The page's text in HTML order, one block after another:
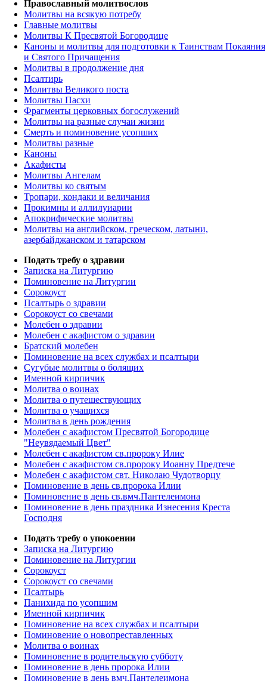
Православный молитвослов
Молитвы на всякую потребу
Главные молитвы
Молитвы К Пресвятой Богородице
Каноны и молитвы для подготовки к Таинствам Покаяния
и Святого Причащения
Молитвы в продолжение дня
Псалтирь
Молитвы Великого поста
Молитвы Пасхи
Фрагменты церковных богослужений
Молитвы на разные случаи жизни
Смерть и поминовение усопших
Молитвы разные
Каноны
Акафисты
Молитвы Ангелам
Молитвы ко святым
Тропари, кондаки и величания
Прокимны и аллилуиарии
Апокрифические молитвы
Молитвы на английском, греческом, латыни,
азербайджанском и татарском
Подать требу о здравии
Записка на Литургию
Поминовение на Литургии
Сорокоуст
Псалтырь о здравии
Сорокоуст со свечами
Молебен о здравии
Молебен с акафистом о здравии
Братский молебен
Поминовение на всех службах и псалтыри
Сугубые молитвы о болящих
Именной кирпичик
Молитва о воинах
Молитва о путешествующих
Молитва о учащихся
Молитва в день рождения
Молебен с акафистом Пресвятой Богородице
"Неувядаемый Цвет"
Молебен с акафистом св.пророку Илие
Молебен с акафистом св.пророку Иоанну Предтече
Молебен с акафистом свт. Николаю Чудотворцу
Поминовение в день св.пророка Илии
Поминовение в день св.вмч.Пантелеимона
Поминовение в день праздника Изнесения Креста
Господня
Подать требу о упокоении
Записка на Литургию
Поминовение на Литургии
Сорокоуст
Сорокоуст со свечами
Псалтырь
Панихида по усопшим
Именной кирпичик
Поминовение на всех службах и псалтыри
Поминовение о новопреставленных
Молитва о воинах
Поминовение в родительскую субботу
Поминовение в день пророка Илии
Поминовение в день вмч.Пантелеимона